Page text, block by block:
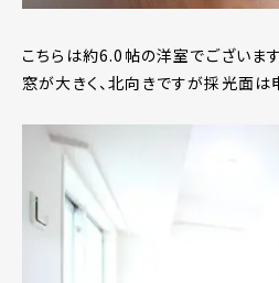
こちらは約6.0帖の洋室でございます
窓が大きく、北向きですが採光面は